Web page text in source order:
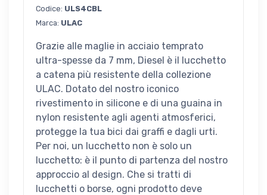
Codice: ULS4CBL
Marca: ULAC
Grazie alle maglie in acciaio temprato
ultra-spesse da 7 mm, Diesel è il lucchetto
a catena più resistente della collezione
ULAC. Dotato del nostro iconico
rivestimento in silicone e di una guaina in
nylon resistente agli agenti atmosferici,
protegge la tua bici dai graffi e dagli urti.
Per noi, un lucchetto non è solo un
lucchetto: è il punto di partenza del nostro
approccio al design. Che si tratti di
lucchetti o borse, ogni prodotto deve